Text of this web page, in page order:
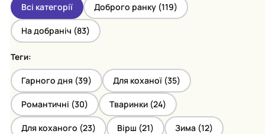
Всі категорії Доброго ранку (119)
На добраніч (83)
Теги:
Гарного дня (39) Для коханої (35)
Романтичні (30) Тваринки (24)
Для коханого (23) Вірш (21) Зима (12)